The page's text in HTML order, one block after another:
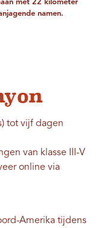
met 22 kilometer
namen.
tot vijf dagen
van klasse III-V
online via
Amerika tijdens